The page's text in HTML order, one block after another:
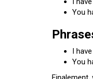
You
I
You